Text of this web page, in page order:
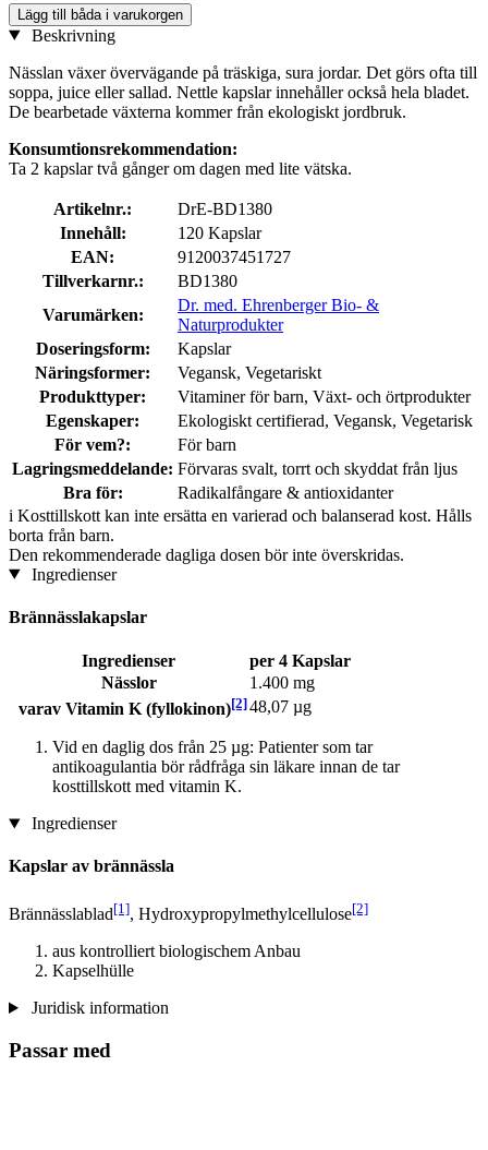
Lägg till båda i varukorgen
Beskrivning
Nässlan växer övervägande på träskiga, sura jordar. Det görs ofta till
soppa, juice eller sallad. Nettle kapslar innehåller också hela bladet.
De bearbetade växterna kommer från ekologiskt jordbruk.
Konsumtionsrekommendation:
Ta 2 kapslar två gånger om dagen med lite vätska.
Artikelnr.:
DrE-BD1380
Innehåll:
120 Kapslar
EAN:
9120037451727
Tillverkarnr.:
BD1380
Varumärken:
Dr. med. Ehrenberger Bio- &
Naturprodukter
Doseringsform:
Kapslar
Näringsformer:
Vegansk, Vegetariskt
Produkttyper:
Vitaminer för barn, Växt- och örtprodukter
Egenskaper:
Ekologiskt certifierad, Vegansk, Vegetarisk
För vem?:
För barn
Lagringsmeddelande: Förvaras svalt, torrt och skyddat från ljus
Bra för:
Radikalfångare & antioxidanter
i Kosttillskott kan inte ersätta en varierad och balanserad kost. Hålls
borta från barn.
Den rekommenderade dagliga dosen bör inte överskridas.
Ingredienser
Brännässlakapslar
Ingredienser
per 4 Kapslar
Nässlor
1.400 mg
varav Vitamin K (fyllokinon)[2]48,07 µg
Vid en daglig dos från 25 µg: Patienter som tar
antikoagulantia bör rådfråga sin läkare innan de tar
kosttillskott med vitamin K.
Ingredienser
Kapslar av brännässla
Brännässlablad[1], Hydroxypropylmethylcellulose[2]
aus kontrolliert biologischem Anbau
Kapselhülle
Juridisk information
Passar med